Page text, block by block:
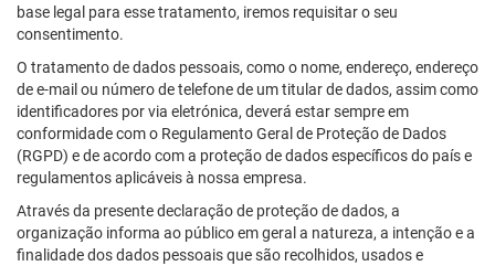
base legal para esse tratamento, iremos requisitar o seu
consentimento.
O tratamento de dados pessoais, como o nome, endereço, endereço
de e-mail ou número de telefone de um titular de dados, assim como
identificadores por via eletrónica, deverá estar sempre em
conformidade com o Regulamento Geral de Proteção de Dados
(RGPD) e de acordo com a proteção de dados específicos do país e
regulamentos aplicáveis à nossa empresa.
Através da presente declaração de proteção de dados, a
organização informa ao público em geral a natureza, a intenção e a
finalidade dos dados pessoais que são recolhidos, usados e